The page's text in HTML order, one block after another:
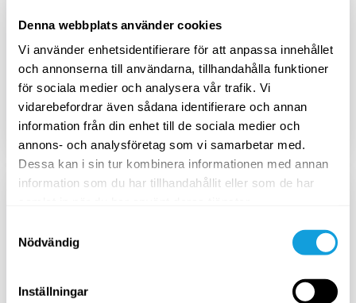
Denna webbplats använder cookies
Vi använder enhetsidentifierare för att anpassa innehållet
och annonserna till användarna, tillhandahålla funktioner
för sociala medier och analysera vår trafik. Vi
vidarebefordrar även sådana identifierare och annan
information från din enhet till de sociala medier och
annons- och analysföretag som vi samarbetar med.
Dessa kan i sin tur kombinera informationen med annan
information som du har tillhandahållit eller som de har
Nödvändig
Inställningar
Avbryt när du vill
Aktivera
Mest prisvärt